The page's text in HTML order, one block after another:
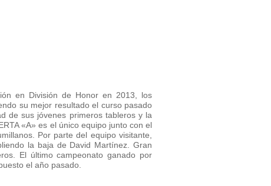
en División de Honor en 2013, los
su mejor resultado el curso pasado
de sus jóvenes primeros tableros y la
«A» es el único equipo junto con el
Por parte del equipo visitante,
la baja de David Martínez. Gran
El último campeonato ganado por
el año pasado.